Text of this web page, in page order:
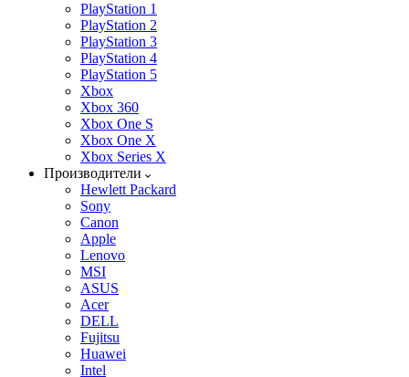
PlayStation 1
PlayStation 2
PlayStation 3
PlayStation 4
PlayStation 5
Xbox
Xbox 360
Xbox One S
Xbox One X
Xbox Series X
Производители
Hewlett Packard
Sony
Canon
Apple
Lenovo
MSI
ASUS
Acer
DELL
Fujitsu
Huawei
Intel